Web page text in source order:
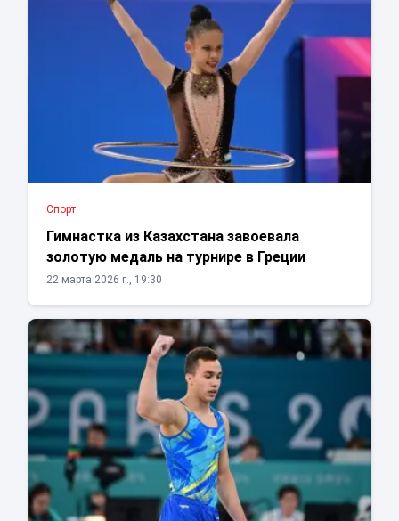
Спорт
Гимнастка из Казахстана завоевала
золотую медаль на турнире в Греции
22 марта 2026 г., 19:30